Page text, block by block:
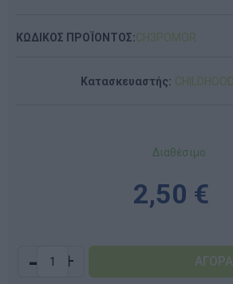
ΚΩΔΙΚΟΣ ΠΡΟΪΟΝΤΟΣ:CH3POMOR
Κατασκευαστής:
Διαθέσιμο
2,50 €
- +